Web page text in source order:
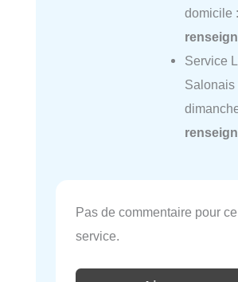
domicile :
Service
Salonais
Pas de commentaire pour ce
service.